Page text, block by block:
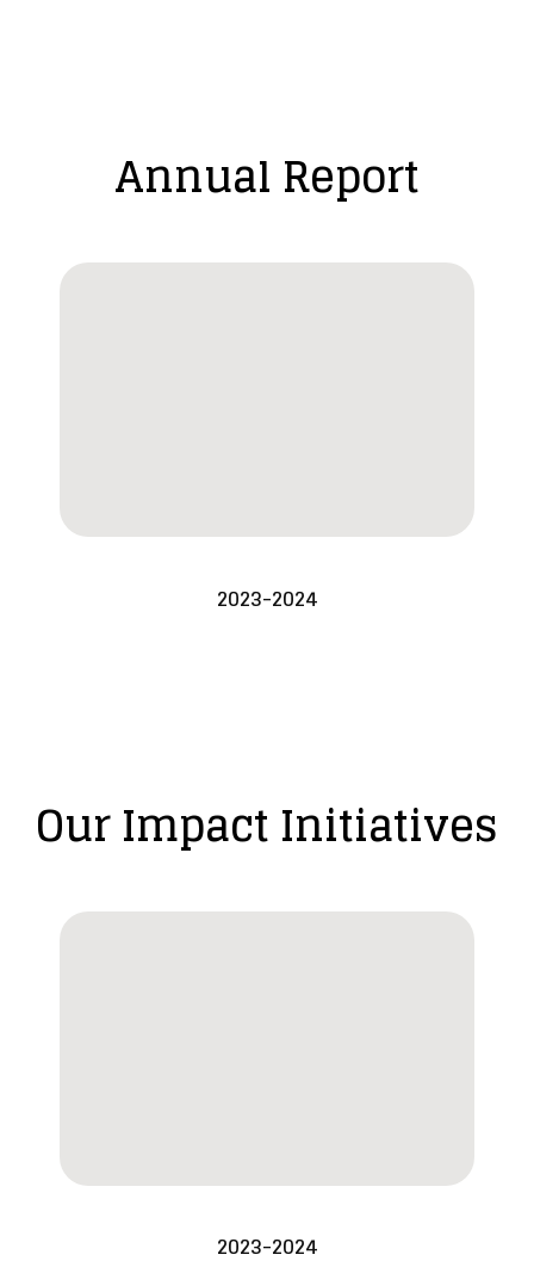
Annual Report
2023-2024
Our Impact Initiatives
2023-2024